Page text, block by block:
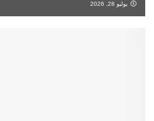
يوليو 28, 2026